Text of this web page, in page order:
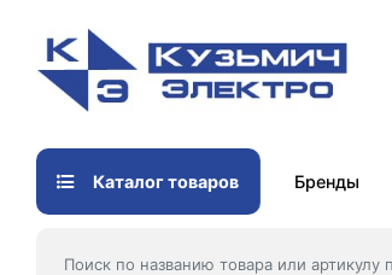
Каталог товаров Бренды